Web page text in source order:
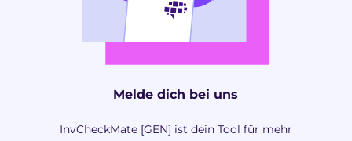
Melde dich bei uns
InvCheckMate [GEN] ist dein Tool für mehr